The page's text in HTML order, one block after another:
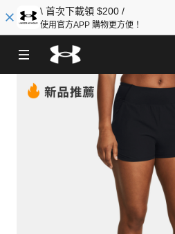
\ 首次下載領 $200 /
使用官方APP 購物更方便！